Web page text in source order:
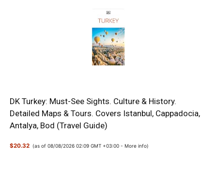
DK Turkey: Must-See Sights. Culture & History.
Detailed Maps & Tours. Covers Istanbul, Cappadocia,
Antalya, Bod (Travel Guide)
$20.32 (as of 08/08/2026 02:09 GMT +03:00 -More info)